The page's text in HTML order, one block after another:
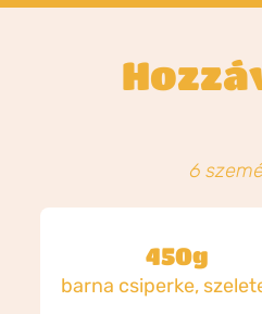
6
450g
barna csiperke,